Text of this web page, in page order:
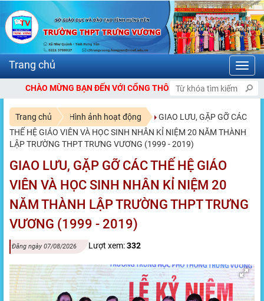
BẠN ĐẾN VỚI CỔNG THÔNG TIN ĐIỆN TỬ TRƯỜNG THPT TRƯNG
Trang chủ Hình ảnh hoạt động
GIAO LƯU, GẶP GỠ CÁC
THẾ HỆ GIÁO VIÊN VÀ HỌC SINH NHÂN KỈ NIỆM 20 NĂM THÀNH
LẬP TRƯỜNG THPT TRƯNG VƯƠNG (1999 - 2019)
GIAO LƯU, GẶP GỠ CÁC THẾ HỆ GIÁO
VIÊN VÀ HỌC SINH NHÂN KỈ NIỆM 20
NĂM THÀNH LẬP TRƯỜNG THPT TRƯNG
VƯƠNG (1999 - 2019)
Đăng ngày 07/08/2026 Lượt xem:332